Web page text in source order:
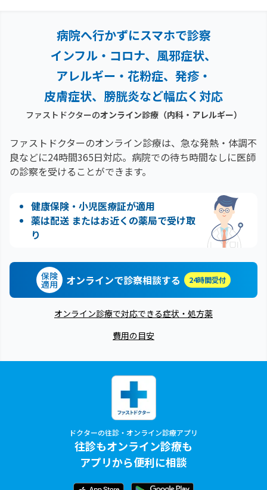
病院へ行かずにスマホで診察
インフル・コロナ、風邪症状、
アレルギー・花粉症、 発疹・
皮膚症状、膀胱炎など幅広く対応
ファストドクターのオンライン診療（内科・アレルギー）
ファストドクターのオンライン診療は、急な発熱・体調不
良などに24時間365日対応。 病院での待ち時間なしに医師
の診察を受けることができます。
健康保険・小児医療証が適用
薬は配送 またはお近くの薬局で受け取
り
保険
適用 オンラインで診察相談する 24時間受付
オンライン診療で対応できる症状・処方薬
費用の目安
ドクターの往診・オンライン診療アプリ
往診もオンライン診療も
アプリから便利に相談